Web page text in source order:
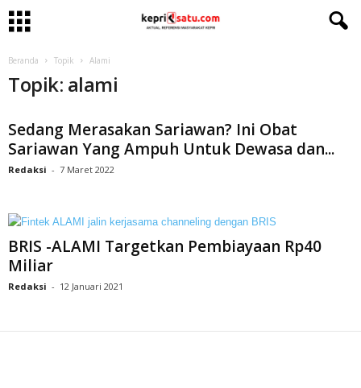
Beranda Topik Alami
Topik: alami
Sedang Merasakan Sariawan? Ini Obat
Sariawan Yang Ampuh Untuk Dewasa dan...
Redaksi - 7 Maret 2022
BRIS -ALAMI Targetkan Pembiayaan Rp40
Miliar
Redaksi - 12 Januari 2021